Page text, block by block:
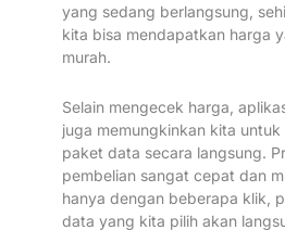
yang sedang berlangsung,
kita bisa mendapatkan harga
murah.
Selain mengecek harga,
juga memungkinkan kita untuk
paket data secara langsung.
pembelian sangat cepat dan
hanya dengan beberapa klik,
data yang kita pilih akan